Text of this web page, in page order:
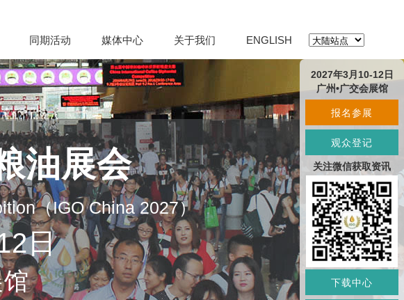
同期活动 媒体中心 关于我们 ENGLISH
油展会
（IGO China 2027）
日
2027年3月10-12日
广州•广交会展馆
报名参展
观众登记
关注微信获取资讯
下载中心